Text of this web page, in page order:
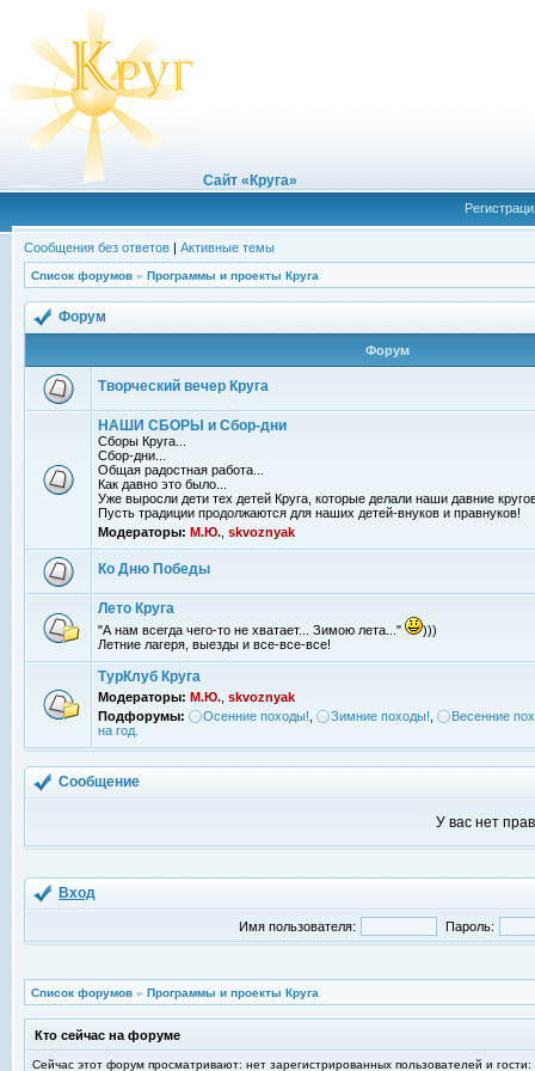
Сайт «Круга»
Сообщения без ответов | Активные темы
Список форумов » Программы и проекты Круга
Форум
Форум
Творческий вечер Круга
НАШИ СБОРЫ и Сбор-дни
Сборы Круга...
Сбор-дни...
Общая радостная работа...
Как давно это было...
Уже выросли дети тех детей Круга, которые делали наши давние
Пусть традиции продолжаются для наших детей-внуков и правнуков!
Модераторы: М.Ю. skvoznyak
Ко Дню Победы
Лето Круга
"А нам всегда чего-то не хватает... Зимою лета..."
)))
Летние лагеря, выезды и все-все-все!
ТурКлуб Круга
Модераторы: М.Ю. skvoznyak
Подфорумы:
Осенние походы! Зимние походы!
Весенние
на год.
Сообщение
У вас нет
Вход
Имя пользователя: Пароль:
Список форумов » Программы и проекты Круга
Кто сейчас на форуме
Сейчас этот форум просматривают: нет зарегистрированных пользователей и гости: